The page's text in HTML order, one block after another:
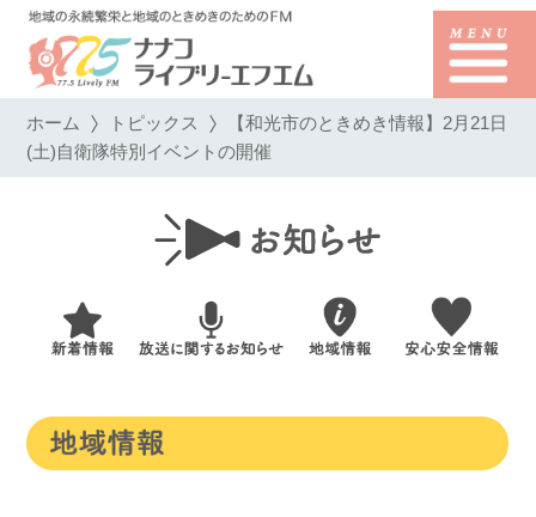
ホーム トピックス 【和光市のときめき情報】2月21日
(土)自衛隊特別イベントの開催